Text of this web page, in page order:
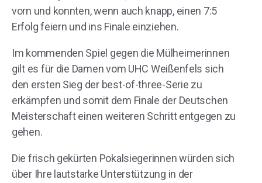
vorn und konnten, wenn auch knapp, einen 7:5
Erfolg feiern und ins Finale einziehen.
Im kommenden Spiel gegen die Mülheimerinnen
gilt es für die Damen vom UHC Weißenfels sich
den ersten Sieg der best-of-three-Serie zu
erkämpfen und somit dem Finale der Deutschen
Meisterschaft einen weiteren Schritt entgegen zu
gehen.
Die frisch gekürten Pokalsiegerinnen würden sich
über Ihre lautstarke Unterstützung in der